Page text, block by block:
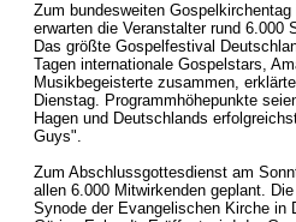
Zum bundesweiten
erwarten die Veranstalter rund 6.000
Das größte Gospelfestival
Tagen internationale Gospelstars,
Musikbegeisterte zusammen,
Dienstag. Programmhöhepunkte
Hagen und Deutschlands
Guys".
Zum Abschlussgottesdienst am
allen 6.000 Mitwirkenden geplant.
Synode der Evangelischen Kirche in